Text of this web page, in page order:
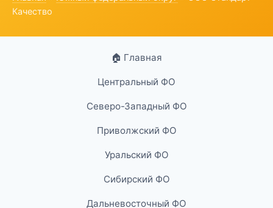
Качество
🏠 Главная
Центральный ФО
Северо-Западный ФО
Приволжский ФО
Уральский ФО
Сибирский ФО
Дальневосточный ФО